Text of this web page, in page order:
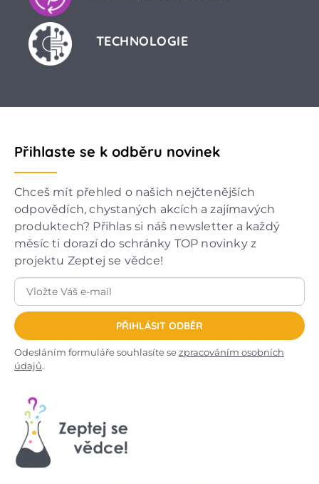
TECHNOLOGIE
Přihlaste se k odběru novinek
Chceš mít přehled o našich nejčtenějších
odpovědích, chystaných akcích a zajímavých
produktech? Přihlas si náš newsletter a každý
měsíc ti dorazí do schránky TOP novinky z
projektu Zeptej se vědce!
PŘIHLÁSIT ODBĚR
Odesláním formuláře souhlasíte sezpracováním osobních
údajů.